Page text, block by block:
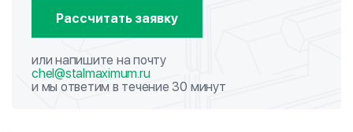
Рассчитать заявку
или напишите на почту
chel@stalmaximum.ru
и мы ответим в течение 30 минут